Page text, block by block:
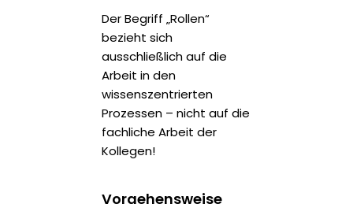
Der Begriff „Rollen“
bezieht sich
ausschließlich auf die
Arbeit in den
wissenszentrierten
Prozessen – nicht auf die
fachliche Arbeit der
Kollegen!
Vorgehensweise